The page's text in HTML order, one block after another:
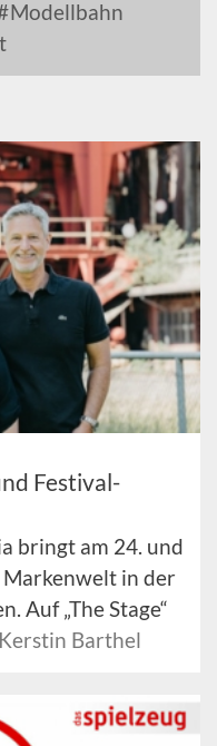
Modellbahn
Festival-
bringt am 24. und
Markenwelt in der
Auf „The Stage“
Barthel